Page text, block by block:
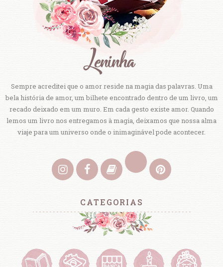
Sempre acreditei que o amor reside na magia das palavras. Uma
bela história de amor, um bilhete encontrado dentro de um livro, um
recado deixado em um muro. Em cada gesto existe amor. Quando
lemos um livro nos entregamos à magia, deixamos que nossa alma
viaje para um universo onde o inimaginável pode acontecer.
CATEGORIAS